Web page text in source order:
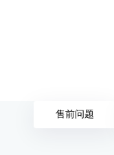
售前问题